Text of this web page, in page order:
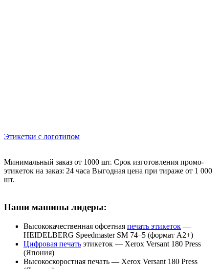
Этикетки с логотипом
Минимальный заказ от 1000 шт. Срок изготовления промо-
этикеток на заказ: 24 часа Выгодная цена при тираже от 1 000
шт.
Наши машины лидеры:
Высококачественная офсетная печать этикеток —
HEIDELBERG Speedmaster SM 74–5 (формат А2+)
Цифровая печать этикеток — Xerox Versant 180 Press
(Япония)
Высокоскоростная печать — Xerox Versant 180 Press